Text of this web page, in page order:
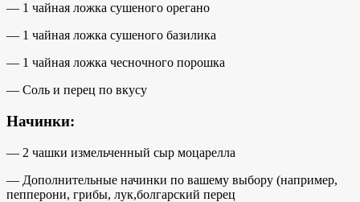
— 1 чайная ложка сушеного орегано
— 1 чайная ложка сушеного базилика
— 1 чайная ложка чесночного порошка
— Соль и перец по вкусу
Начинки:
— 2 чашки измельченный сыр моцарелла
— Дополнительные начинки по вашему выбору (например,
пепперони, грибы, лук,болгарский перец